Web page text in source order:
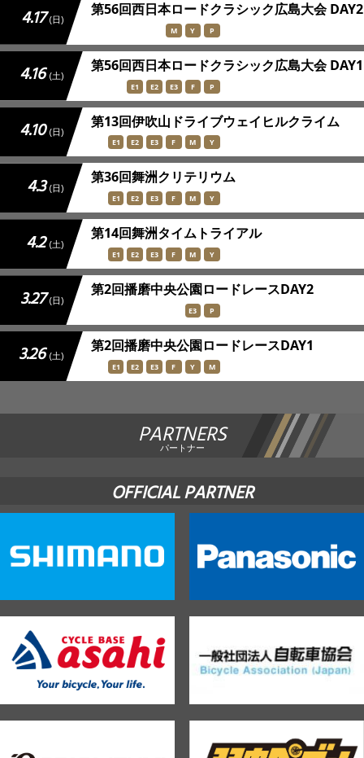
4.17 (日)
第56回西日本ロードクラシック広島大会 DAY2
M Y P
4.16 (土)
第56回西日本ロードクラシック広島大会 DAY1
E1 E2 E3 F P
4.10 (日)
第13回伊吹山ドライブウェイヒルクライム
E1 E2 E3 F M Y
4.3 (日)
第36回舞洲クリテリウム
E1 E2 E3 F M Y
4.2 (土)
第14回舞洲タイムトライアル
E1 E2 E3 F M Y
3.27 (日)
第2回播磨中央公園ロードレースDAY2
E3 P
3.26 (土)
第2回播磨中央公園ロードレースDAY1
E1 E2 E3 F Y M
PARTNERS
パートナー
OFFICIAL PARTNER